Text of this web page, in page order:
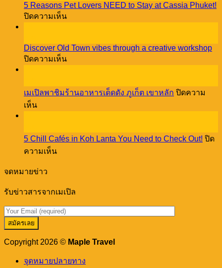
5 Reasons Pet Lovers NEED to Stay at Cassia Phuket!
ปิดความเห็นบน
Pet
Lovers
NEED
at
Cassia
Discover Old Town vibes through a creative workshop
ปิดความเห็นบน
Town
vibes
เมเปิลพาชิมร้านอาหารเด็ดดัง ภูเก็ต เขาหลัก ปิดความ
เห็นบน
พา
ชิม
ร้าน
เด็ด
ภูเก็ต
เขา
หลัก
5 Chill Cafés in Koh Lanta You Need to Check Out! ปิด
ความเห็นบน
Koh
Lanta
You
Check
จดหมายข่าว
รับข่าวสารจากเมเปิล
Copyright 2026 © Maple Travel
จุดหมายปลายทาง